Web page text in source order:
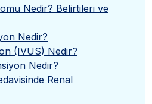
Nedir? Belirtileri ve
Nedir?
(IVUS) Nedir?
Nedir?
Renal